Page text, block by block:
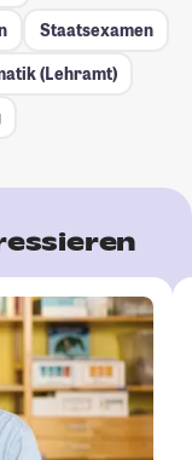
Staatsexamen
(Lehramt)